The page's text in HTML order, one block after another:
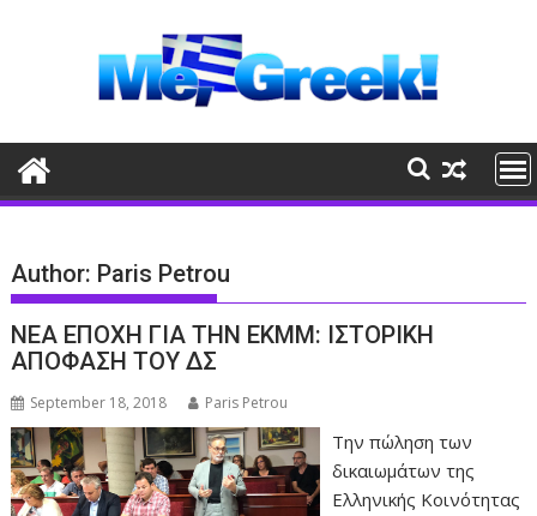
Author: Paris Petrou
ΝΕΑ ΕΠΟΧΗ ΓΙΑ ΤΗΝ ΕΚΜΜ: ΙΣΤΟΡΙΚΗ
ΑΠΟΦΑΣΗ ΤΟΥ ΔΣ
September 18, 2018 Paris Petrou
Την πώληση των
δικαιωμάτων της
Ελληνικής Κοινότητας